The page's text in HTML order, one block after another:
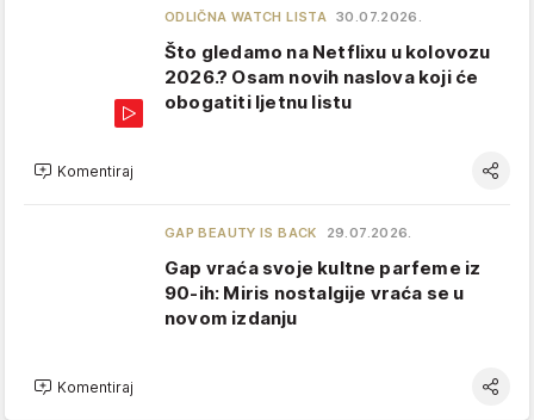
ODLIČNA WATCH LISTA 30.07.2026.
Što gledamo na Netflixu u kolovozu
2026.? Osam novih naslova koji će
obogatiti ljetnu listu
Komentiraj
GAP BEAUTY IS BACK 29.07.2026.
Gap vraća svoje kultne parfeme iz
90-ih: Miris nostalgije vraća se u
novom izdanju
Komentiraj